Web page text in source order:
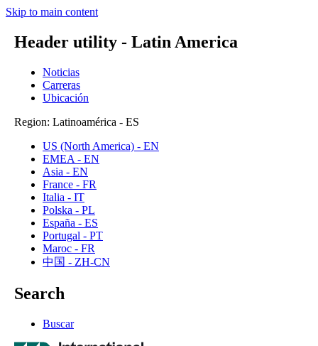
Skip to main content
Header utility - Latin America
Noticias
Carreras
Ubicación
Region: Latinoamérica - ES
US (North America) - EN
EMEA - EN
Asia - EN
France - FR
Italia - IT
Polska - PL
España - ES
Portugal - PT
Maroc - FR
中国 - ZH-CN
Search
Buscar